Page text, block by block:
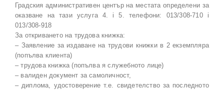
Градския административен център на местата определени за
оказване на тази услуга 4. i 5. телефони: 013/308-710 i
013/308-918
За откриването на трудова книжка:
– Заявление за издаване на трудови книжки в 2 екземпляра
(попълва клиента)
– трудова книжка (попълва я служебното лице)
– валиден документ за самоличност,
– диплома, удостоверение т.е. свидетелство за последното